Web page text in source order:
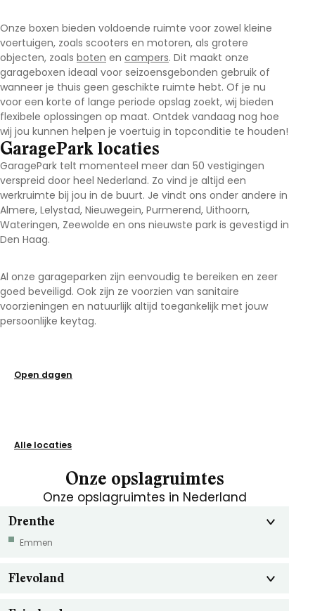
Onze boxen bieden voldoende ruimte voor zowel kleine
voertuigen, zoals scooters en motoren, als grotere
objecten, zoals boten en campers. Dit maakt onze
garageboxen ideaal voor seizoensgebonden gebruik of
wanneer je thuis geen geschikte ruimte hebt. Of je nu
voor een korte of lange periode opslag zoekt, wij bieden
flexibele oplossingen op maat. Ontdek vandaag nog hoe
wij jou kunnen helpen je voertuig in topconditie te houden!
GaragePark locaties
GaragePark telt momenteel meer dan 50 vestigingen
verspreid door heel Nederland. Zo vind je altijd een
werkruimte bij jou in de buurt. Je vindt ons onder andere in
Almere, Lelystad, Nieuwegein, Purmerend, Uithoorn,
Wateringen, Zeewolde en ons nieuwste park is gevestigd in
Den Haag.
Al onze garageparken zijn eenvoudig te bereiken en zeer
goed beveiligd. Ook zijn ze voorzien van sanitaire
voorzieningen en natuurlijk altijd toegankelijk met jouw
persoonlijke keytag.
Open dagen
Alle locaties
Onze opslagruimtes
Onze opslagruimtes in Nederland
Drenthe
Emmen
Flevoland